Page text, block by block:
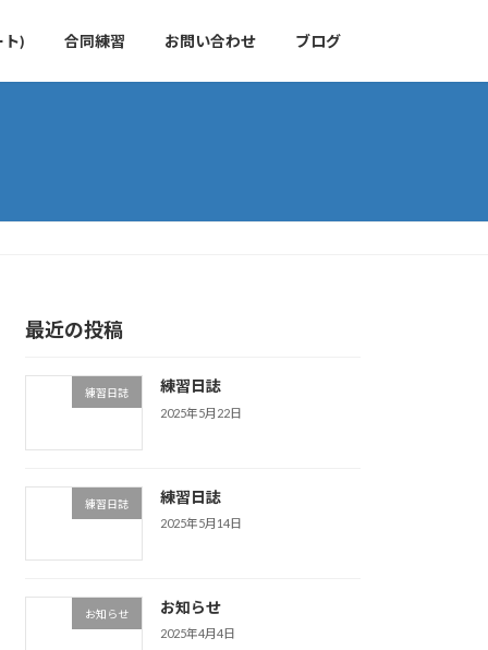
ト) 合同練習 お問い合わせ ブログ
最近の投稿
練習日誌 練習日誌
2025年5月22日
練習日誌 練習日誌
2025年5月14日
お知らせ お知らせ
2025年4月4日